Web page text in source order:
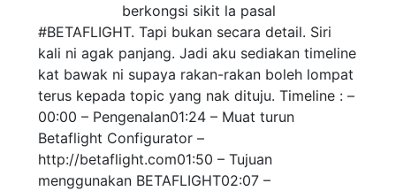
berkongsi sikit la pasal
#BETAFLIGHT. Tapi bukan secara detail. Siri
kali ni agak panjang. Jadi aku sediakan timeline
kat bawak ni supaya rakan-rakan boleh lompat
terus kepada topic yang nak dituju. Timeline : –
00:00 – Pengenalan01:24 – Muat turun
Betaflight Configurator –
http://betaflight.com01:50 – Tujuan
menggunakan BETAFLIGHT02:07 –